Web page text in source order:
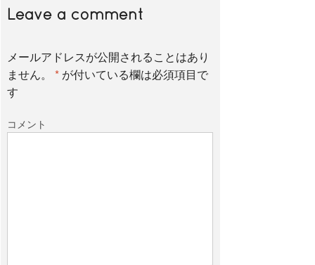
e
b
t
t
Leave a comment
メールアドレスが公開されることはあり
ません。
* が付いている欄は必須項目で
す
コメント